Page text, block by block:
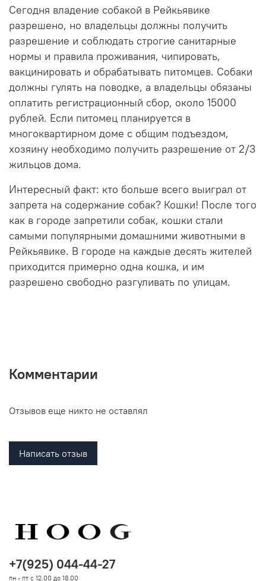
Сегодня владение собакой в Рейкьявике
разрешено, но владельцы должны получить
разрешение и соблюдать строгие санитарные
нормы и правила проживания, чипировать,
вакцинировать и обрабатывать питомцев. Собаки
должны гулять на поводке, а владельцы обязаны
оплатить регистрационный сбор, около 15000
рублей. Если питомец планируется в
многоквартирном доме с общим подъездом,
хозяину необходимо получить разрешение от 2/3
жильцов дома.
Интересный факт: кто больше всего выиграл от
запрета на содержание собак? Кошки! После того
как в городе запретили собак, кошки стали
самыми популярными домашними животными в
Рейкьявике. В городе на каждые десять жителей
приходится примерно одна кошка, и им
разрешено свободно разгуливать по улицам.
Комментарии
Отзывов еще никто не оставлял
Написать отзыв
+7(925) 044-44-27
пн - пт с 12.00 до 18.00